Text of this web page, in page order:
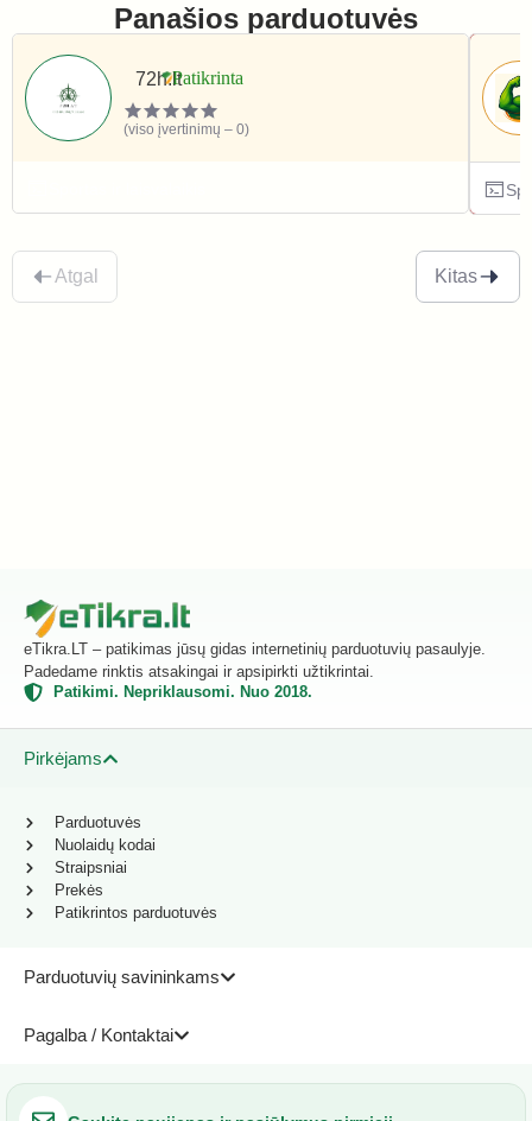
Panašios parduotuvės
72h.lt
(viso įvertinimų – 0)
Atgal Kitas
eTikra.LT – patikimas jūsų gidas internetinių parduotuvių pasaulyje.
Padedame rinktis atsakingai ir apsipirkti užtikrintai.
Patikimi. Nepriklausomi. Nuo 2018.
Pirkėjams
Parduotuvių savininkams
Pagalba / Kontaktai
Parduotuvės
Nuolaidų kodai
Straipsniai
Prekės
Patikrintos parduotuvės